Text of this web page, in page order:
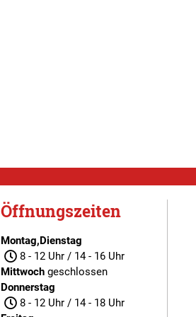
Öffnungszeiten
Montag,Dienstag
8 - 12 Uhr / 14 - 16 Uhr
Mittwoch geschlossen
Donnerstag
8 - 12 Uhr / 14 - 18 Uhr